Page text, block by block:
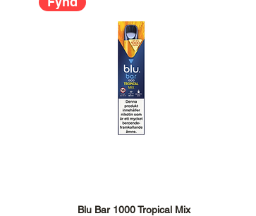
Blu Bar 1000 Tropical Mix